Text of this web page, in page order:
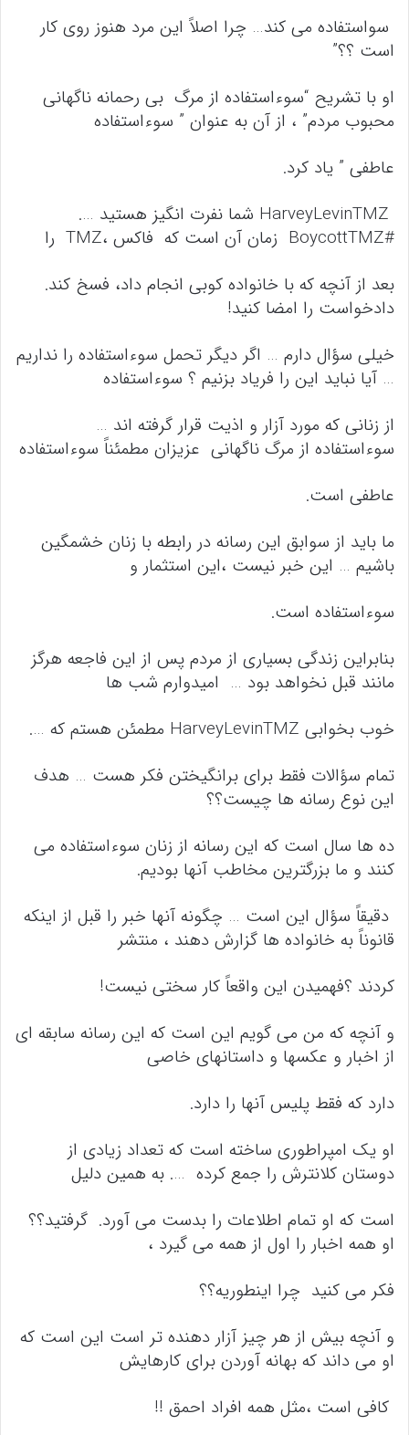
سواستفاده می کند… چرا اصلاً این مرد هنوز روی کار
است ؟؟”
او با تشریح “سوءاستفاده از مرگ بی رحمانه ناگهانی
محبوب مردم” ، از آن به عنوان ” سوءاستفاده
عاطفی ” یاد کرد.
HarveyLevinTMZ شما نفرت انگیز هستید ….
#BoycottTMZ زمان آن است که فاکس ،TMZ را
بعد از آنچه که با خانواده کوبی انجام داد، فسخ کند.
دادخواست را امضا کنید!
خیلی سؤال دارم … اگر دیگر تحمل سوءاستفاده را نداریم
… آیا نباید این را فریاد بزنیم ؟ سوءاستفاده
از زنانی که مورد آزار و اذیت قرار گرفته اند …
سوءاستفاده از مرگ ناگهانی عزیزان مطمئناً سوءاستفاده
عاطفی است.
ما باید از سوابق این رسانه در رابطه با زنان خشمگین
باشیم … این خبر نیست ،این استثمار و
سوءاستفاده است.
بنابراین زندگی بسیاری از مردم پس از این فاجعه هرگز
مانند قبل نخواهد بود … امیدوارم شب ها
خوب بخوابی HarveyLevinTMZ مطمئن هستم که ….
تمام سؤالات فقط برای برانگیختن فکر هست … هدف
این نوع رسانه ها چیست؟؟
ده ها سال است که این رسانه از زنان سوءاستفاده می
کنند و ما بزرگترین مخاطب آنها بودیم.
دقیقاً سؤال این است … چگونه آنها خبر را قبل از اینکه
قانوناً به خانواده ها گزارش دهند ، منتشر
کردند ؟فهمیدن این واقعاً کار سختی نیست!
و آنچه که من می گویم این است که این رسانه سابقه ای
از اخبار و عکسها و داستانهای خاصی
دارد که فقط پلیس آنها را دارد.
او یک امپراطوری ساخته است که تعداد زیادی از
دوستان کلانترش را جمع کرده …. به همین دلیل
است که او تمام اطلاعات را بدست می آورد. گرفتید؟؟
او همه اخبار را اول از همه می گیرد ،
فکر می کنید چرا اینطوریه؟؟
و آنچه بیش از هر چیز آزار دهنده تر است این است که
او می داند که بهانه آوردن برای کارهایش
کافی است ،مثل همه افراد احمق !!